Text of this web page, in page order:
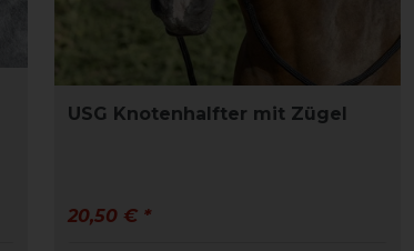
USG Knotenhalfter mit Zügel
20,50 € *